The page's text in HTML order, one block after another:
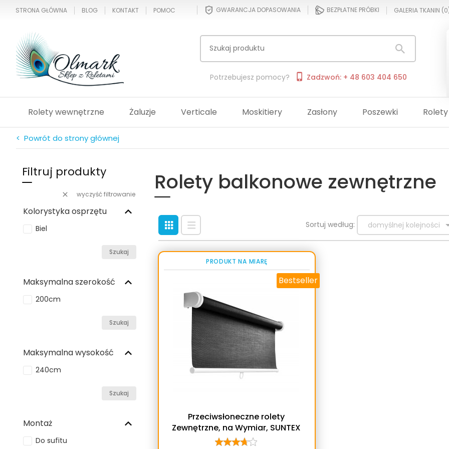
STRONA GŁÓWNA BLOG KONTAKT POMOC GWARANCJA DOPASOWANIA BEZPŁATNE PRÓBKI GALERIA TKANIN (0
Potrzebujesz pomocy? Zadzwoń: + 48 603 404 650
Rolety wewnętrzne Żaluzje Verticale Moskitiery Zasłony Poszewki
< Powrót do strony głównej
Filtruj produkty
wyczyść filtrowanie
Kolorystyka osprzętu
Biel
Szukaj
Maksymalna szerokość
200cm
Szukaj
Maksymalna wysokość
240cm
Szukaj
Montaż
Do sufitu
Rolety balkonowe zewnętrzne
Sortuj według: sort
domyślnej kolejności
PRODUKT NA MIARĘ
Przeciwsłoneczne rolety
Zewnętrzne, na Wymiar, SUNTEX
Bestseller